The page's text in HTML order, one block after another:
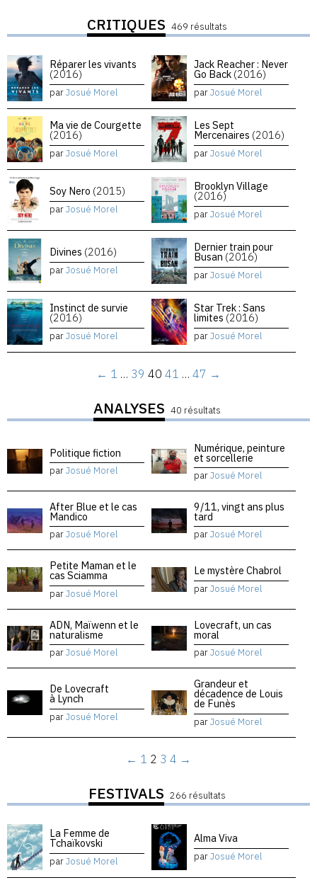
CRITIQUES 469 résultats
Réparer les vivants
(2016)
parJosué Morel
Jack Reacher : Never
Go Back (2016)
parJosué Morel
Ma vie de Courgette
(2016)
parJosué Morel
Les Sept
Mercenaires (2016)
parJosué Morel
Soy Nero (2015)
parJosué Morel
Brooklyn Village
(2016)
parJosué Morel
Divines (2016)
parJosué Morel
Dernier train pour
Busan (2016)
parJosué Morel
Instinct de survie
(2016)
parJosué Morel
Star Trek : Sans
limites (2016)
parJosué Morel
← 1 … 39 40 41 … 47 →
ANALYSES 40 résultats
Politique fiction
parJosué Morel
Numérique, peinture
et sorcellerie
parJosué Morel
After Blue et le cas
Mandico
parJosué Morel
9/11, vingt ans plus
tard
parJosué Morel
Petite Maman et le
cas Sciamma
parJosué Morel
Le mystère Chabrol
parJosué Morel
ADN, Maïwenn et le
naturalisme
parJosué Morel
Lovecraft, un cas
moral
parJosué Morel
De Lovecraft
à Lynch
parJosué Morel
Grandeur et
décadence de Louis
de Funès
parJosué Morel
← 1 2 3 4 →
FESTIVALS 266 résultats
La Femme de
Tchaïkovski
parJosué Morel
Alma Viva
parJosué Morel